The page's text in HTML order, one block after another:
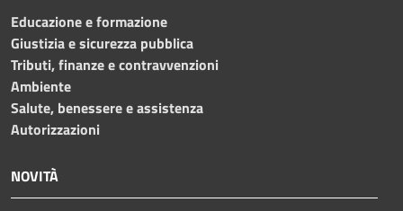
Educazione e formazione
Giustizia e sicurezza pubblica
Tributi, finanze e contravvenzioni
Ambiente
Salute, benessere e assistenza
Autorizzazioni
NOVITÀ